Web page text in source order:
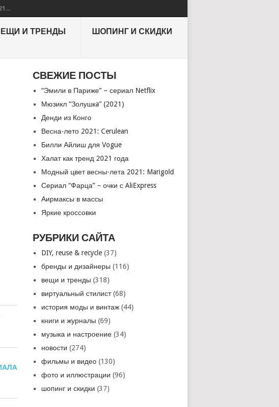
И ТРЕНДЫ ШОПИНГ И СКИДКИ
СВЕЖИЕ ПОСТЫ
“Эмили в Париже” – сериал Netflix
Мюзикл “Золушкa” (2021)
Денди из Конго
Весна-лето 2021: Cerulean
Билли Айлиш для Vogue
Халат как тренд 2021 года
Модный цвет весны-лета 2021: Marigold
Сериал “Фарца” – очки с AliExpress
Аирмаксы в массы
Яркие кроссовки
РУБРИКИ САЙТА
DIY, reuse & recycle (37)
бренды и дизайнеры (116)
вещи и тренды (318)
виртуальный стилист(68)
история моды и винтаж (44)
книги и журналы (69)
музыка и настроение (34)
новости (274)
фильмы и видео (130)
фото и иллюстрации (96)
шопинг и скидки (37)